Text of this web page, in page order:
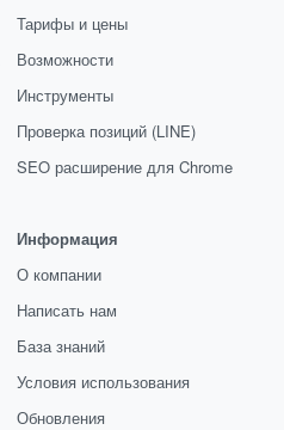
Тарифы и цены
Возможности
Инструменты
Проверка позиций (LINE)
SEO расширение для Chrome
Информация
О компании
Написать нам
База знаний
Условия использования
Обновления